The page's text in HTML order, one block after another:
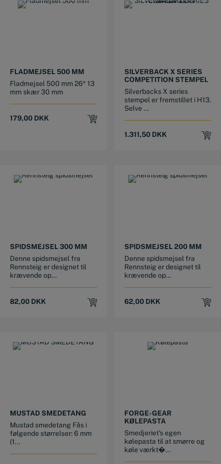
FLADMEJSEL 500 MM
Fladmejsel 500 mm 26* 13
mm skær 30 mm
179,00 DKK
SILVERBACK X SERIES
COMPETITION STEMPEL
Silverbacks X series
stempel er fremstillet i H13.
Selve ...
1.311,50 DKK
SPIDSMEJSEL 300 MM
Denne spidsmejsel fra
Rennsteig er designet til
krævende op...
82,00 DKK
SPIDSMEJSEL 200 MM
Denne spidsmejsel fra
Rennsteig er designet til
krævende op...
62,00 DKK
MUSTAD SMEDETANG
Mustad smedetang Fås i
følgende størrelser: 6 mm
(1...
FORGE-GEAR
KØLEPASTA
Smedjeriet's egen
kølepasta til at smørre og
køle værkt�...